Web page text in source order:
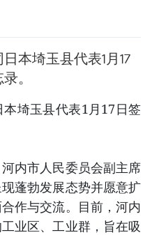
本埼玉县代表1月17
。
埼玉县代表1月17日签
内市人民委员会副主席
蓬勃发展态势并愿意扩
作与交流。目前，河内
业区、工业群，旨在吸